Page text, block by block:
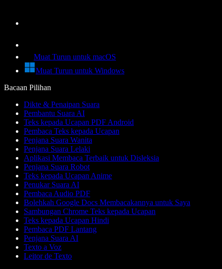
Muat Turun untuk macOS
Muat Turun untuk Windows
Bacaan Pilihan
Dikte & Penaipan Suara
Pembantu Suara AI
Teks kepada Ucapan PDF Android
Pembaca Teks kepada Ucapan
Penjana Suara Wanita
Penjana Suara Lelaki
Aplikasi Membaca Terbaik untuk Disleksia
Penjana Suara Robot
Teks kepada Ucapan Anime
Penukar Suara AI
Pembaca Audio PDF
Bolehkah Google Docs Membacakannya untuk Saya
Sambungan Chrome Teks kepada Ucapan
Teks kepada Ucapan Hindi
Pembaca PDF Lantang
Penjana Suara AI
Texto a Voz
Leitor de Texto